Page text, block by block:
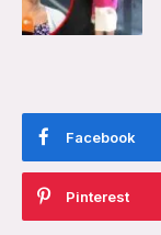
Facebook
Pinterest